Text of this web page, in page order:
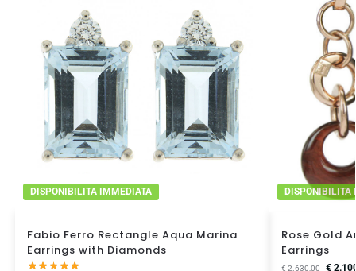
DISPONIBILITA IMMEDIATA
Fabio Ferro Rectangle Aqua Marina
Earrings with Diamonds
DISPONIBILITA
Rose Gold
Earrings
€2.630,00 €